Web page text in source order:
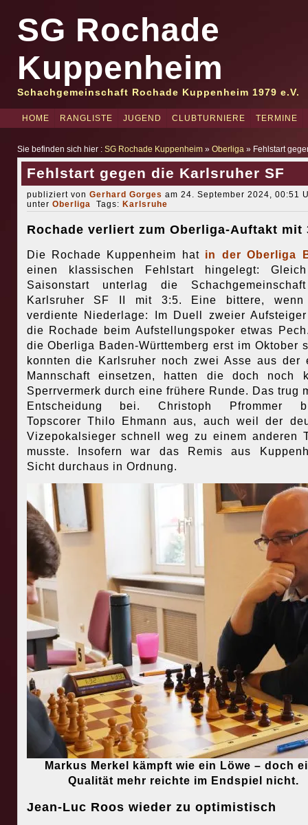
SG Rochade
Kuppenheim
Schachgemeinschaft Rochade Kuppenheim 1979 e.V.
HOME RANGLISTE JUGEND CLUBTURNIERE TERMINE
Sie befinden sich hier : SG Rochade Kuppenheim» Oberliga» Fehlstart
Fehlstart gegen die Karlsruher SF
publiziert von Gerhard Gorges am 24. September 2024, 00:51
unter Oberliga Tags: Karlsruhe
Rochade verliert zum Oberliga-Auftakt mit
Die Rochade Kuppenheim hat in der Oberliga
einen klassischen Fehlstart hingelegt:
Saisonstart unterlag die
Karlsruher SF II mit 3:5. Eine bittere, wenn
verdiente Niederlage: Im Duell zweier
die Rochade beim Aufstellungspoker etwas
die Oberliga Baden-Württemberg erst im Oktober
konnten die Karlsruher noch zwei Asse aus der
Mannschaft einsetzen, hatten die doch noch
Sperrvermerk durch eine frühere Runde. Das trug
Entscheidung bei. Christoph Pfrommer
Topscorer Thilo Ehmann aus, auch weil der
Vizepokalsieger schnell weg zu einem anderen
musste. Insofern war das Remis aus
Sicht durchaus in Ordnung.
Markus Merkel kämpft wie ein Löwe – doch
Qualität mehr reichte im Endspiel nicht.
Jean-Luc Roos wieder zu optimistisch